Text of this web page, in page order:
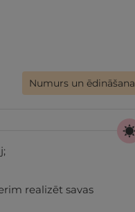
Numurs un ēdināšana
realizēt savas